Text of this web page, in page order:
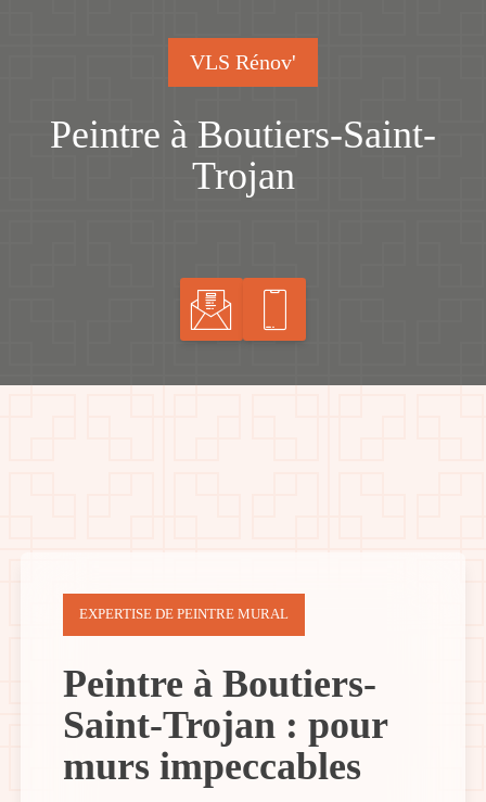
VLS Rénov'
Peintre à Boutiers-Saint-
Trojan
EXPERTISE DE PEINTRE MURAL
Peintre à Boutiers-
Saint-Trojan : pour
murs impeccables